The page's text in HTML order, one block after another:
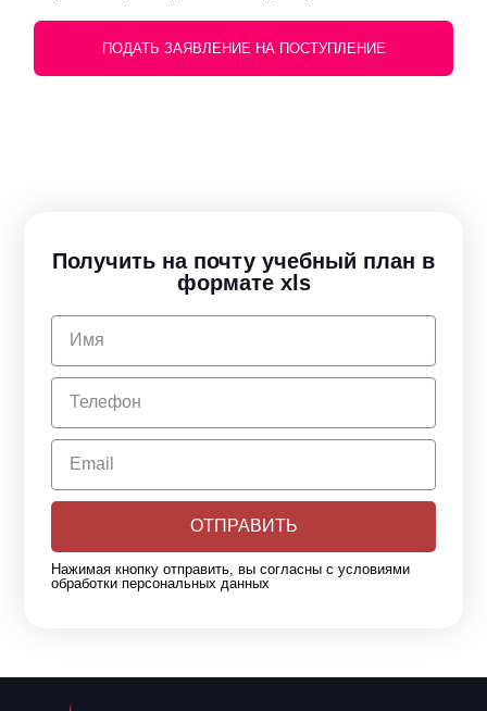
ПОДАТЬ ЗАЯВЛЕНИЕ НА ПОСТУПЛЕНИЕ
Получить на почту учебный план в
формате xls
ОТПРАВИТЬ
Нажимая кнопку отправить, вы согласны с условиями
обработки персональных данных